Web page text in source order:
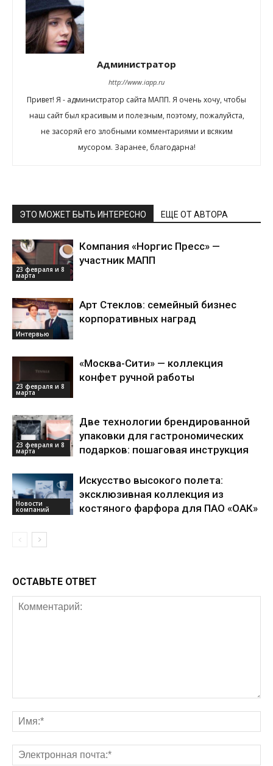
Администратор
http://www.iapp.ru
Привет! Я - администратор сайта МАПП. Я очень хочу, чтобы
наш сайт был красивым и полезным, поэтому, пожалуйста,
не засоряй его злобными комментариями и всяким
мусором. Заранее, благодарна!
ЭТО МОЖЕТ БЫТЬ ИНТЕРЕСНО ЕЩЕ ОТ АВТОРА
23 февраля и 8
марта
Компания «Норгис Пресс» —
участник МАПП
Интервью
Арт Стеклов: семейный бизнес
корпоративных наград
23 февраля и 8
марта
«Москва-Сити» — коллекция
конфет ручной работы
23 февраля и 8
марта
Две технологии брендированной
упаковки для гастрономических
подарков: пошаговая инструкция
Новости
компаний
Искусство высокого полета:
эксклюзивная коллекция из
костяного фарфора для ПАО «ОАК»
ОСТАВЬТЕ ОТВЕТ